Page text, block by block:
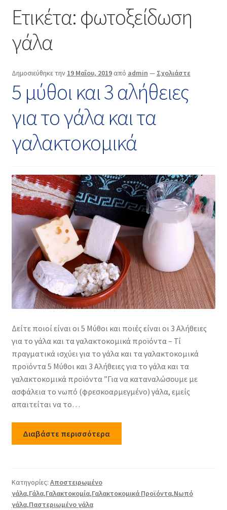
Ετικέτα: φωτοξείδωση
γάλα
Δημοσιεύθηκε την 19 Μαΐου, 2019 από admin — Σχολιάστε
5 μύθοι και 3 αλήθειες
για το γάλα και τα
γαλακτοκομικά
Δείτε ποιοί είναι οι 5 Μύθοι και ποιές είναι οι 3 Αλήθειες
για το γάλα και τα γαλακτοκομικά προϊόντα – Τί
πραγματικά ισχύει για το γάλα και τα γαλακτοκομικά
προϊόντα 5 Μύθοι και 3 Αλήθειες για το γάλα και τα
γαλακτοκομικά προϊόντα ”Για να καταναλώσουμε με
ασφάλεια το νωπό (φρεσκοαρμεγμένο) γάλα, εμείς
απαιτείται να το…
Διαβάστε περισσότερα
Κατηγορίες: Αποστειρωμένο
γάλα,Γάλα,Γαλακτοκομία,Γαλακτοκομικά Προϊόντα,Νωπό
γάλα,Παστεριωμένο γάλα